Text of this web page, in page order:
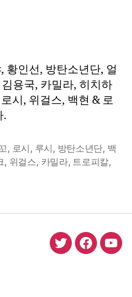
8
월
하
황인선, 방탄소년단, 얼
용국, 카밀라, 히치하
시, 위걸스, 백현 & 로
.
, 로시, 루시, 방탄소년단, 백
, 위걸스, 카밀라, 트로피칼,
twitter